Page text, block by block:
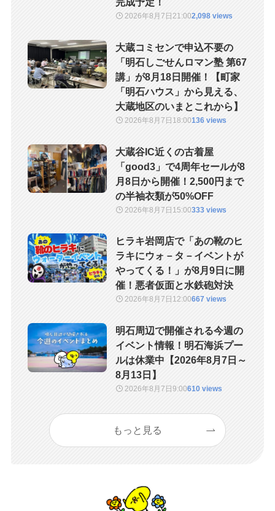
2026年8月7日 21:002,098 views
大蔵コミセンで申込不要の
「明石しごせんロマン塾 第67
講」が8月18日開催！【町家
「明石ハウス」から見える、
大蔵地区のいまとこれから】
2026年8月7日 18:00136 views
大蔵谷IC近くの古着屋
「good3」で4周年セールが8
月8日から開催！2,500円まで
の半袖衣類が50%OFF
2026年8月7日 15:00333 views
ヒラキ岩岡店で「あの靴のヒ
ラキにウォ－タ－イベントが
やってくる！」が8月9日に開
催！悪者仮面と水鉄砲対決
2026年8月7日 12:00667 views
明石周辺で開催される今週の
イベント情報！明石海浜プー
ルは休業中【2026年8月7日～
8月13日】
2026年8月7日9:00610 views
もっと見る